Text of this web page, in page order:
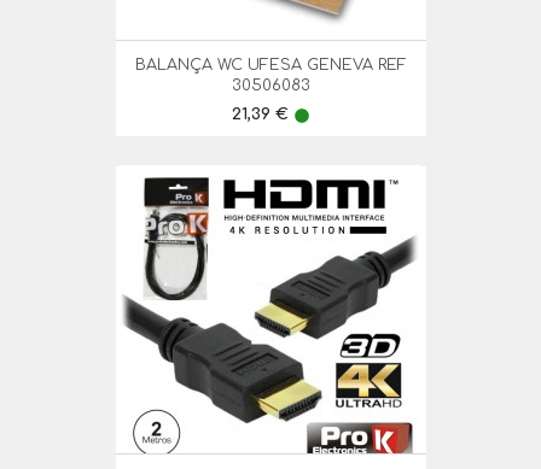
BALANÇA WC UFESA GENEVA REF
30506083
Preço
21,39 € lens